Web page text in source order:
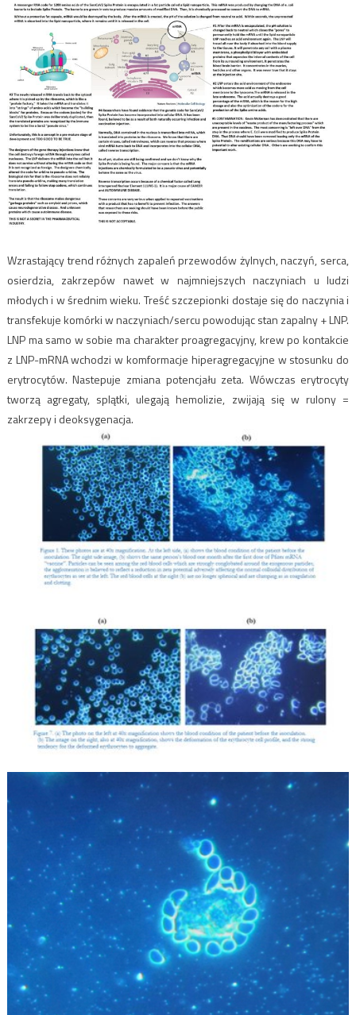
Wzrastający trend różnych zapaleń przewodów żylnych, naczyń, serca,
osierdzia, zakrzepów nawet w najmniejszych naczyniach u ludzi
młodych i w średnim wieku. Treść szczepionki dostaje się do naczynia i
transfekuje komórki w naczyniach/sercu powodując stan zapalny + LNP.
LNP ma samo w sobie ma charakter proagregacyjny, krew po kontakcie
z LNP-mRNA wchodzi w komformacje hiperagregacyjne w stosunku do
erytrocytów. Nastepuje zmiana potencjału zeta. Wówczas erytrocyty
tworzą agregaty, splątki, ulegają hemolizie, zwijają się w rulony =
zakrzepy i deoksygenacja.